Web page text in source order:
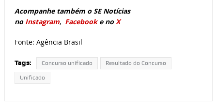
Acompanhe também o SE Notícias
no Instagram, Facebooke no X
Fonte: Agência Brasil
Tags: Concurso unificado Resultado do Concurso
Unificado